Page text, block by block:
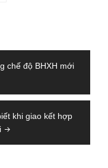
chế độ BHXH mới
khi giao kết hợp